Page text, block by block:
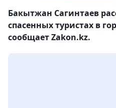
Бакытжан Сагинтаев
спасенных туристах в
сообщает Zakon.kz.